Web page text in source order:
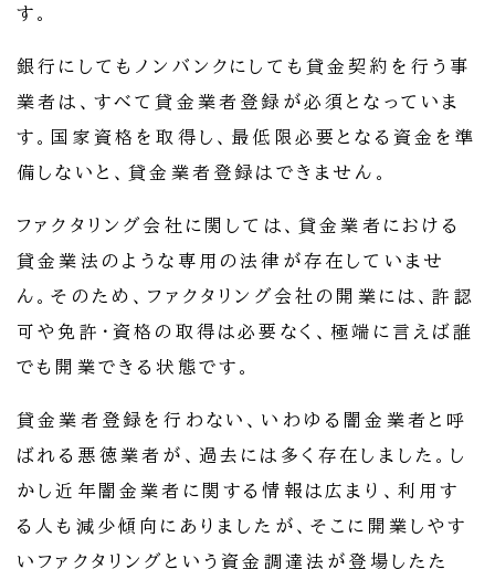
す。
銀行にしてもノンバンクにしても貸金契約を行う事
業者は、すべて貸金業者登録が必須となっていま
す。国家資格を取得し、最低限必要となる資金を準
備しないと、貸金業者登録はできません。
ファクタリング会社に関しては、貸金業者における
貸金業法のような専用の法律が存在していませ
ん。そのため、ファクタリング会社の開業には、許認
可や免許・資格の取得は必要なく、極端に言えば誰
でも開業できる状態です。
貸金業者登録を行わない、いわゆる闇金業者と呼
ばれる悪徳業者が、過去には多く存在しました。し
かし近年闇金業者に関する情報は広まり、利用す
る人も減少傾向にありましたが、そこに開業しやす
いファクタリングという資金調達法が登場したた